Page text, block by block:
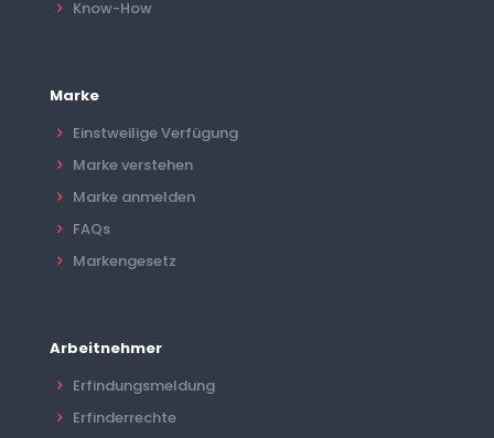
Know-How
Marke
Einstweilige Verfügung
Marke verstehen
Marke anmelden
FAQs
Markengesetz
Arbeitnehmer
Erfindungsmeldung
Erfinderrechte